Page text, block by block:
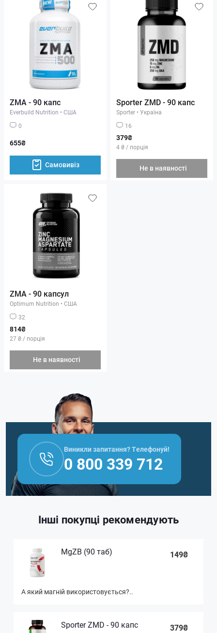
ZMA - 90 капс
Everbuild Nutrition • США
0
655₴
Самовивіз
Sporter ZMD - 90 капс
Sporter • Україна
16
379₴
4 ₴ / порція
Не в наявності
ZMA - 90 капсул
Optimum Nutrition • США
32
814₴
27 ₴ / порція
Не в наявності
Виникли запитання? Телефонуй!
0 800 339 712
Інші покупці рекомендують
MgZB (90 таб) 149₴
А який магній використовується?..
Sporter ZMD - 90 капс 379₴